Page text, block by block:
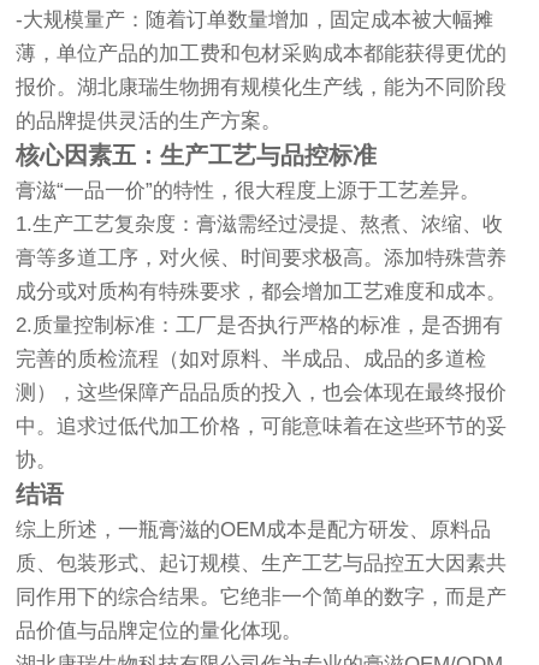
-大规模量产：随着订单数量增加，固定成本被大幅摊
薄，单位产品的加工费和包材采购成本都能获得更优的
报价。湖北康瑞生物拥有规模化生产线，能为不同阶段
的品牌提供灵活的生产方案。
核心因素五：生产工艺与品控标准
膏滋“一品一价”的特性，很大程度上源于工艺差异。
1.生产工艺复杂度：膏滋需经过浸提、熬煮、浓缩、收
膏等多道工序，对火候、时间要求极高。添加特殊营养
成分或对质构有特殊要求，都会增加工艺难度和成本。
2.质量控制标准：工厂是否执行严格的标准，是否拥有
完善的质检流程（如对原料、半成品、成品的多道检
测），这些保障产品品质的投入，也会体现在最终报价
中。追求过低代加工价格，可能意味着在这些环节的妥
协。
结语
综上所述，一瓶膏滋的OEM成本是配方研发、原料品
质、包装形式、起订规模、生产工艺与品控五大因素共
同作用下的综合结果。它绝非一个简单的数字，而是产
品价值与品牌定位的量化体现。